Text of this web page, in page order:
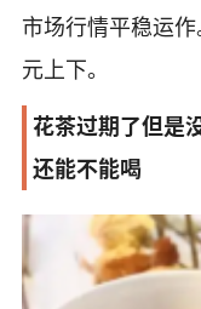
市场行情平稳运
元上下。
花茶过期了但是
还能不能喝